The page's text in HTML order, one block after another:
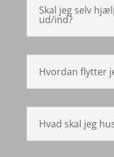
Skal jeg selv
ud/ind?
Hvordan flytter
Hvad skal jeg